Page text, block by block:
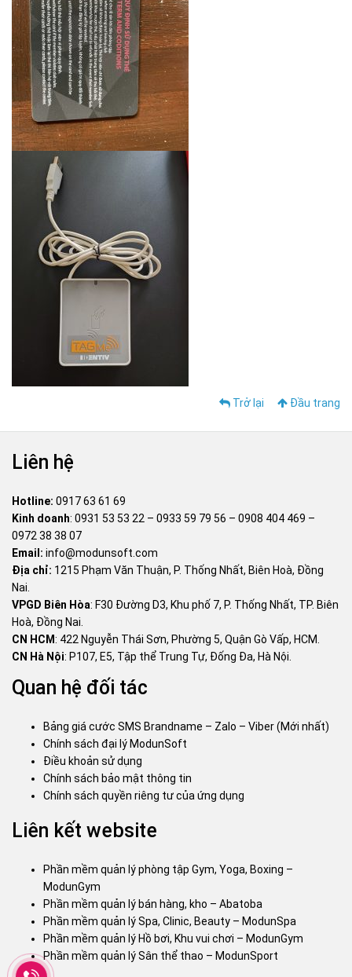
Trở lại Đầu trang
Liên hệ
Hotline: 0917 63 61 69
Kinh doanh: 0931 53 53 22 – 0933 59 79 56 – 0908 404 469 –
0972 38 38 07
Email: info@modunsoft.com
Địa chỉ: 1215 Phạm Văn Thuận, P. Thống Nhất, Biên Hoà, Đồng
Nai.
VPGD Biên Hòa: F30 Đường D3, Khu phố 7, P. Thống Nhất, TP. Biên
Hoà, Đồng Nai.
CN HCM: 422 Nguyễn Thái Sơn, Phường 5, Quận Gò Vấp, HCM.
CN Hà Nội: P107, E5, Tập thể Trung Tự, Đống Đa, Hà Nội.
Quan hệ đối tác
Bảng giá cước SMS Brandname – Zalo – Viber (Mới nhất)
Chính sách đại lý ModunSoft
Điều khoản sử dụng
Chính sách bảo mật thông tin
Chính sách quyền riêng tư của ứng dụng
Liên kết website
Phần mềm quản lý phòng tập Gym, Yoga, Boxing –
ModunGym
Phần mềm quản lý bán hàng, kho – Abatoba
Phần mềm quản lý Spa, Clinic, Beauty – ModunSpa
Phần mềm quản lý Hồ bơi, Khu vui chơi – ModunGym
Phần mềm quản lý Sân thể thao – ModunSport